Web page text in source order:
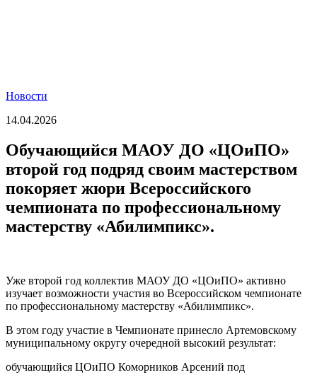
Новости
14.04.2026
Обучающийся МАОУ ДО «ЦОиПО»
второй год подряд своим мастерством
покоряет жюри Всероссийского
чемпионата по профессиональному
мастерству «Абилимпикс».
Уже второй год коллектив МАОУ ДО «ЦОиПО» активно
изучает возможности участия во Всероссийском чемпионате
по профессиональному мастерству «Абилимпикс».
В этом году участие в Чемпионате принесло Артемовскому
муниципальному округу очередной высокий результат:
обучающийся ЦОиПО Коморников Арсений под